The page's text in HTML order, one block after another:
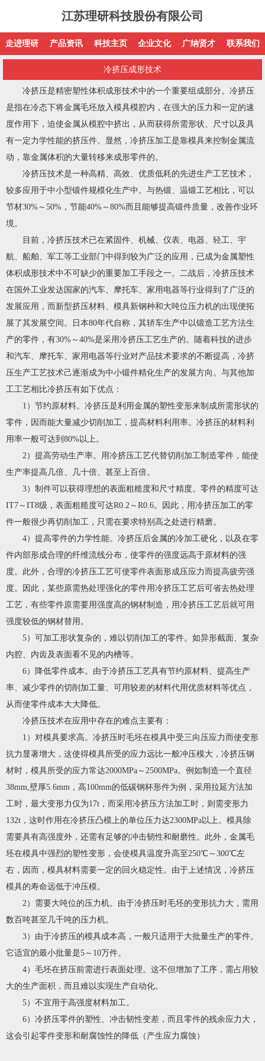
江苏理研科技股份有限公司
走进理研 产品资讯 科技主页 企业文化 广纳贤才 联系我们
冷挤压成形技术
冷挤压是精密塑性体积成形技术中的一个重要组成部分。冷挤压
是指在冷态下将金属毛坯放入模具模腔内，在强大的压力和一定的速
度作用下，迫使金属从模腔中挤出，从而获得所需形状、尺寸以及具
有一定力学性能的挤压件。显然，冷挤压加工是靠模具来控制金属流
动，靠金属体积的大量转移来成形零件的。
冷挤压技术是一种高精、高效、优质低耗的先进生产工艺技术，
较多应用于中小型锻件规模化生产中。与热锻、温锻工艺相比，可以
节材30%～50%，节能40%～80%而且能够提高锻件质量，改善作业环
境。
目前，冷挤压技术已在紧固件、机械、仪表、电器、轻工、宇
航、船舶、军工等工业部门中得到较为广泛的应用，已成为金属塑性
体积成形技术中不可缺少的重要加工手段之一。二战后，冷挤压技术
在国外工业发达国家的汽车、摩托车、家用电器等行业得到了广泛的
发展应用，而新型挤压材料、模具新钢种和大吨位压力机的出现便拓
展了其发展空间。日本80年代自称，其轿车生产中以锻造工艺方法生
产的零件，有30%～40%是采用冷挤压工艺生产的。随着科技的进步
和汽车、摩托车、家用电器等行业对产品技术要求的不断提高，冷挤
压生产工艺技术己逐渐成为中小锻件精化生产的发展方向。与其他加
工工艺相比冷挤压有如下优点：
1）节约原材料。冷挤压是利用金属的塑性变形来制成所需形状的
零件，因而能大量减少切削加工，提高材料利用率。冷挤压的材料利
用率一般可达到80%以上。
2）提高劳动生产率。用冷挤压工艺代替切削加工制造零件，能使
生产率提高几倍、几十倍、甚至上百倍。
3）制件可以获得理想的表面粗糙度和尺寸精度。零件的精度可达
IT7～IT8级，表面粗糙度可达R0.2～R0.6。因此，用冷挤压加工的零
件一般很少再切削加工，只需在要求特别高之处进行精磨。
4）提高零件的力学性能。冷挤压后金属的冷加工硬化，以及在零
件内部形成合理的纤维流线分布，使零件的强度远高于原材料的强
度。此外，合理的冷挤压工艺可使零件表面形成压应力而提高疲劳强
度。因此，某些原需热处理强化的零件用冷挤压工艺后可省去热处理
工艺，有些零件原需要用强度高的钢材制造，用冷挤压工艺后就可用
强度较低的钢材替用。
5）可加工形状复杂的，难以切削加工的零件。如异形截面、复杂
内腔、内齿及表面看不见的内槽等。
6）降低零件成本。由于冷挤压工艺具有节约原材料、提高生产
率、减少零件的切削加工量、可用较差的材料代用优质材料等优点，
从而使零件成本大大降低。
冷挤压技术在应用中存在的难点主要有：
1）对模具要求高。冷挤压时毛坯在模具中受三向压应力而使变形
抗力显著增大，这使得模具所受的应力远比一般冲压模大，冷挤压钢
材时，模具所受的应力常达2000MPa～2500MPa。例如制造一个直径
38mm,壁厚5.6mm，高100mm的低碳钢杯形件为例，采用拉延方法加
工时，最大变形力仅为17t，而采用冷挤压方法加工时，则需变形力
132t，这时作用在冷挤压凸模上的单位压力达2300MPa以上。模具除
需要具有高强度外，还需有足够的冲击韧性和耐磨性。此外，金属毛
坯在模具中强烈的塑性变形，会使模具温度升高至250℃～300℃左
右，因而，模具材料需要一定的回火稳定性。由于上述情况，冷挤压
模具的寿命远低于冲压模。
2）需要大吨位的压力机。由于冷挤压时毛坯的变形抗力大，需用
数百吨甚至几千吨的压力机。
3）由于冷挤压的模具成本高，一般只适用于大批量生产的零件。
它适宜的最小批量是5～10万件。
4）毛坯在挤压前需进行表面处理。这不但增加了工序，需占用较
大的生产面积，而且难以实现生产自动化。
5）不宜用于高强度材料加工。
6）冷挤压零件的塑性、冲击韧性变差，而且零件的残余应力大，
这会引起零件变形和耐腐蚀性的降低（产生应力腐蚀）